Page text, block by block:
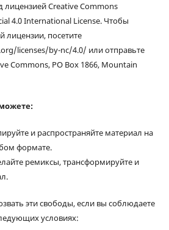
лицензией Creative Commons
4.0 International License. Чтобы
лицензии, посетите
licenses/by-nc/4.0/ или отправьте
Commons, PO Box 1866, Mountain
и распространяйте материал на
формате.
ремиксы, трансформируйте и
эти свободы, если вы соблюдаете
условиях: